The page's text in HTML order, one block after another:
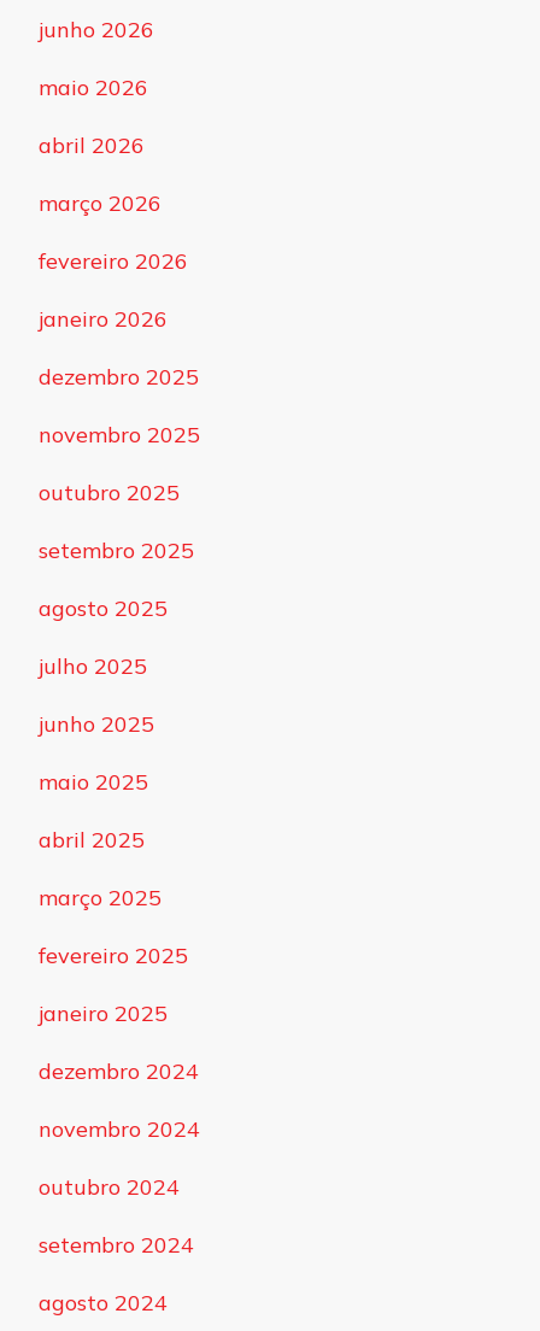
junho 2026
maio 2026
abril 2026
março 2026
fevereiro 2026
janeiro 2026
dezembro 2025
novembro 2025
outubro 2025
setembro 2025
agosto 2025
julho 2025
junho 2025
maio 2025
abril 2025
março 2025
fevereiro 2025
janeiro 2025
dezembro 2024
novembro 2024
outubro 2024
setembro 2024
agosto 2024